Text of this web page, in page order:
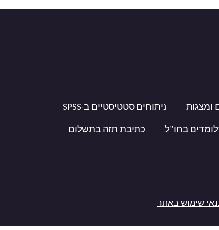
ומצגות ניתוחים סטטיסטיים ב-SPSS
בחו"ל כתיבת תזה בתשלום
שימוש באתר